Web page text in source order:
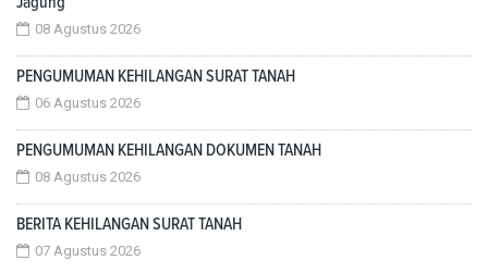
08 Agustus 2026
PENGUMUMAN KEHILANGAN SURAT TANAH
06 Agustus 2026
PENGUMUMAN KEHILANGAN DOKUMEN TANAH
08 Agustus 2026
BERITA KEHILANGAN SURAT TANAH
07 Agustus 2026